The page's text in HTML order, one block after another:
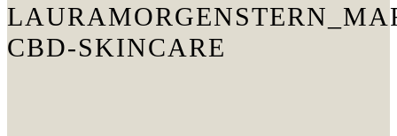
CBD-SKINCARE